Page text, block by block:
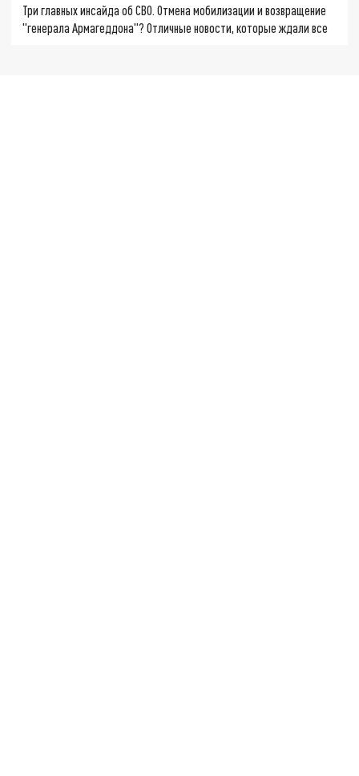
Три главных инсайда об СВО. Отмена мобилизации и возвращение
"генерала Армагеддона"? Отличные новости, которые ждали все